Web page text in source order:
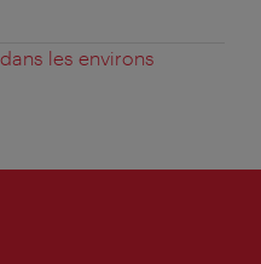
les environs